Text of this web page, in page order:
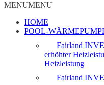
MENUMENU
HOME
POOL-
Fairland
erhöhter
Heizleistung
Fairland